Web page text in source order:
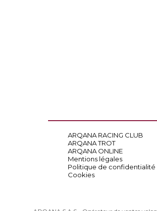
ARQANA RACING CLUB
ARQANA TROT
ARQANA ONLINE
Mentions légales
Politique de confidentialité
Cookies